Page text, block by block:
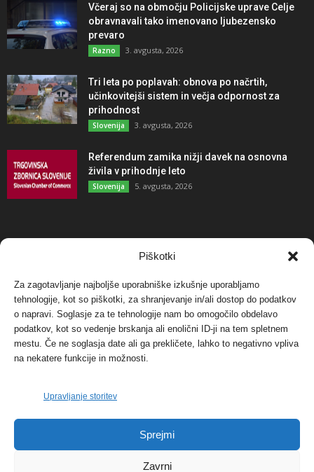
Piškotki
Za zagotavljanje najboljše uporabniške izkušnje uporabljamo
tehnologije, kot so piškotki, za shranjevanje in/ali dostop do podatkov
o napravi. Soglasje za te tehnologije nam bo omogočilo obdelavo
podatkov, kot so vedenje brskanja ali enolični ID-ji na tem spletnem
mestu. Če ne soglasja date ali ga prekličete, lahko to negativno vpliva
na nekatere funkcije in možnosti.
Upravljanje storitev
Sprejmi
Zavrni
Včeraj so na območju Policijske uprave Celje
obravnavali tako imenovano ljubezensko
prevaro
Razno 3. avgusta, 2026
Tri leta po poplavah: obnova po načrtih,
učinkovitejši sistem in večja odpornost za
prihodnost
Slovenija 3. avgusta, 2026
Referendum zamika nižji davek na osnovna
živila v prihodnje leto
Slovenija 5. avgusta, 2026
NAJBOLJ KOMENTIRANO
Protest proti vetrnim elektrarnam na Ojstrici, v
svetu pa vedno bolj...
Dogodki 12. maja, 2017
Tožilstvo v Celovcu v korist elektrarnam
Verbund
FOTO: Razstava cvetličarskega mojstra Andreja
Dogodki 27. novembra, 2017